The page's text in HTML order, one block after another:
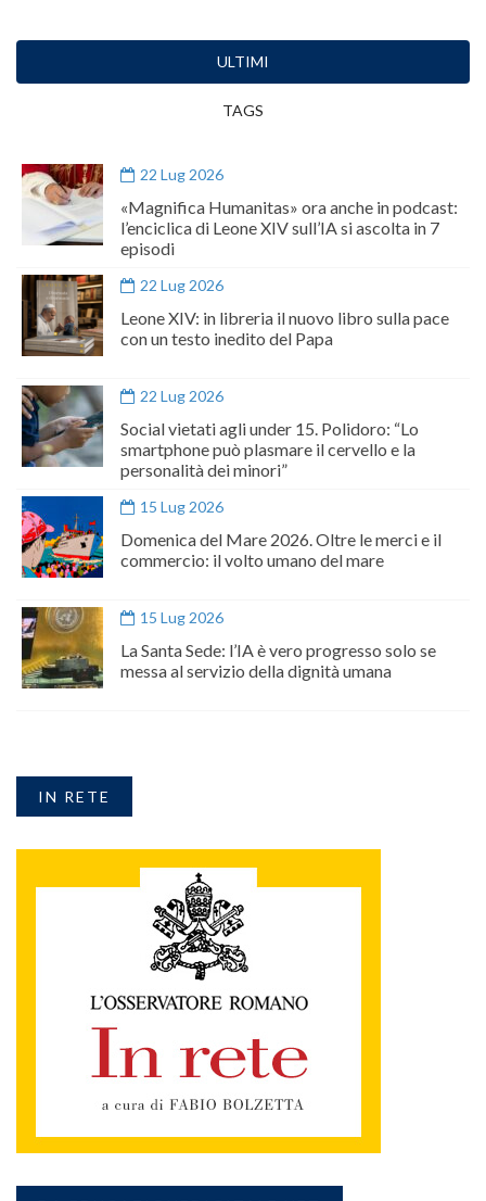
ULTIMI
TAGS
22 Lug 2026
«Magnifica Humanitas» ora anche in podcast:
l’enciclica di Leone XIV sull’IA si ascolta in 7
episodi
22 Lug 2026
Leone XIV: in libreria il nuovo libro sulla pace
con un testo inedito del Papa
22 Lug 2026
Social vietati agli under 15. Polidoro: “Lo
smartphone può plasmare il cervello e la
personalità dei minori”
15 Lug 2026
Domenica del Mare 2026. Oltre le merci e il
commercio: il volto umano del mare
15 Lug 2026
La Santa Sede: l’IA è vero progresso solo se
messa al servizio della dignità umana
IN RETE